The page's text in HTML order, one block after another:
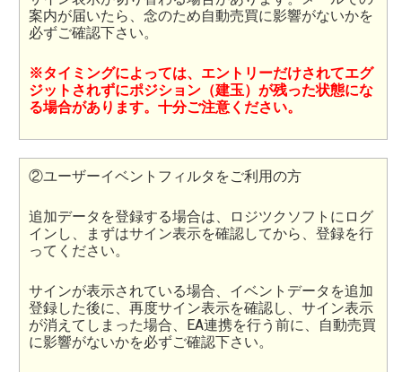
案内が届いたら、念のため自動売買に影響がないかを
必ずご確認下さい。
※タイミングによっては、エントリーだけされてエグ
ジットされずにポジション（建玉）が残った状態にな
る場合があります。十分ご注意ください。
②ユーザーイベントフィルタをご利用の方
追加データを登録する場合は、ロジツクソフトにログ
インし、まずはサイン表示を確認してから、登録を行
ってください。
サインが表示されている場合、イベントデータを追加
登録した後に、再度サイン表示を確認し、サイン表示
が消えてしまった場合、EA連携を行う前に、自動売買
に影響がないかを必ずご確認下さい。